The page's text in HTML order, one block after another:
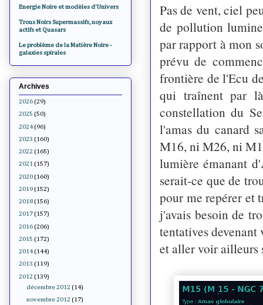
Pas de vent, ciel
de pollution
par rapport à mon
prévu de
frontière de l'Ecu
qui traînent par
constellation du
l'amas du canard
M16, ni M26, ni
lumière émanant
serait-ce que de
pour me repérer et
j'avais besoin de
tentatives
et aller voir ailleurs
Energie Noire et modèles d'Univers
Trous Noirs Supermassifs, noyaux
actifs et Quasars
Le problème de la Matière Noire -
galaxies spirales
Archives
2026 (29)
2025 (50)
2024 (96)
2023 (160)
2022 (165)
2021 (157)
2020 (160)
2019 (152)
2018 (156)
2017 (157)
2016 (206)
2015 (172)
2014 (144)
2013 (119)
2012 (139)
décembre 2012 (14)
novembre 2012 (17)